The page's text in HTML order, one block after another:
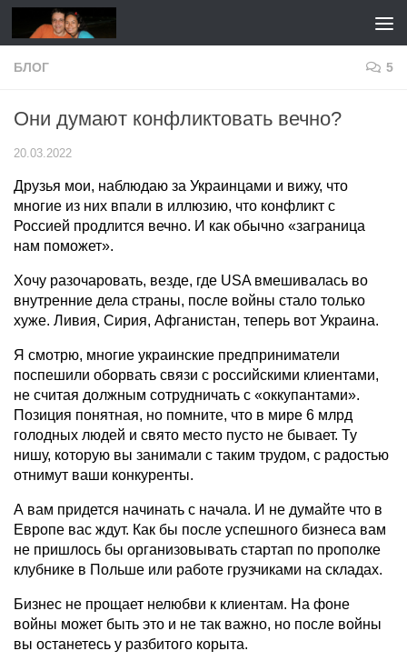
Перейти к содержимому
БЛОГ 5
Они думают конфликтовать вечно?
20.03.2022
Друзья мои, наблюдаю за Украинцами и вижу, что
многие из них впали в иллюзию, что конфликт с
Россией продлится вечно. И как обычно «заграница
нам поможет».
Хочу разочаровать, везде, где USA вмешивалась во
внутренние дела страны, после войны стало только
хуже. Ливия, Сирия, Афганистан, теперь вот Украина.
Я смотрю, многие украинские предприниматели
поспешили оборвать связи с российскими клиентами,
не считая должным сотрудничать с «оккупантами».
Позиция понятная, но помните, что в мире 6 млрд
голодных людей и свято место пусто не бывает. Ту
нишу, которую вы занимали с таким трудом, с радостью
отнимут ваши конкуренты.
А вам придется начинать с начала. И не думайте что в
Европе вас ждут. Как бы после успешного бизнеса вам
не пришлось бы организовывать стартап по прополке
клубнике в Польше или работе грузчиками на складах.
Бизнес не прощает нелюбви к клиентам. На фоне
войны может быть это и не так важно, но после войны
вы останетесь у разбитого корыта.